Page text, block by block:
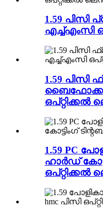
1.59 പിസി
എച്ച്എംസി
1.59 പിസി
ഒപ്റ്റിക്കൽ
1.59 PC
ഹാർഡ്
ഒപ്റ്റിക്കൽ